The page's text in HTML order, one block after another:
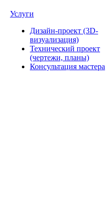
Услуги
Дизайн-проект (3D-
визуализация)
Технический проект
(чертежи, планы)
Консультация мастера